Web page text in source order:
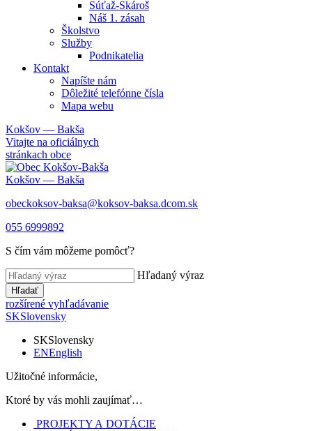
Súťaž-Skároš
Náš 1. zásah
Školstvo
Služby
Podnikatelia
Kontakt
Napíšte nám
Dôležité telefónne čísla
Mapa webu
Kokšov — Bakša
Vitajte na oficiálnych
stránkach obce
Kokšov — Bakša
obeckoksov-baksa@koksov-baksa.dcom.sk
055 6999892
S čím vám môžeme pomôcť?
Hľadaný výraz
Hľadať
rozšírené vyhľadávanie
SKSlovensky
SKSlovensky
ENEnglish
Užitočné informácie,
Ktoré by vás mohli zaujímať…
PROJEKTY A DOTÁCIE